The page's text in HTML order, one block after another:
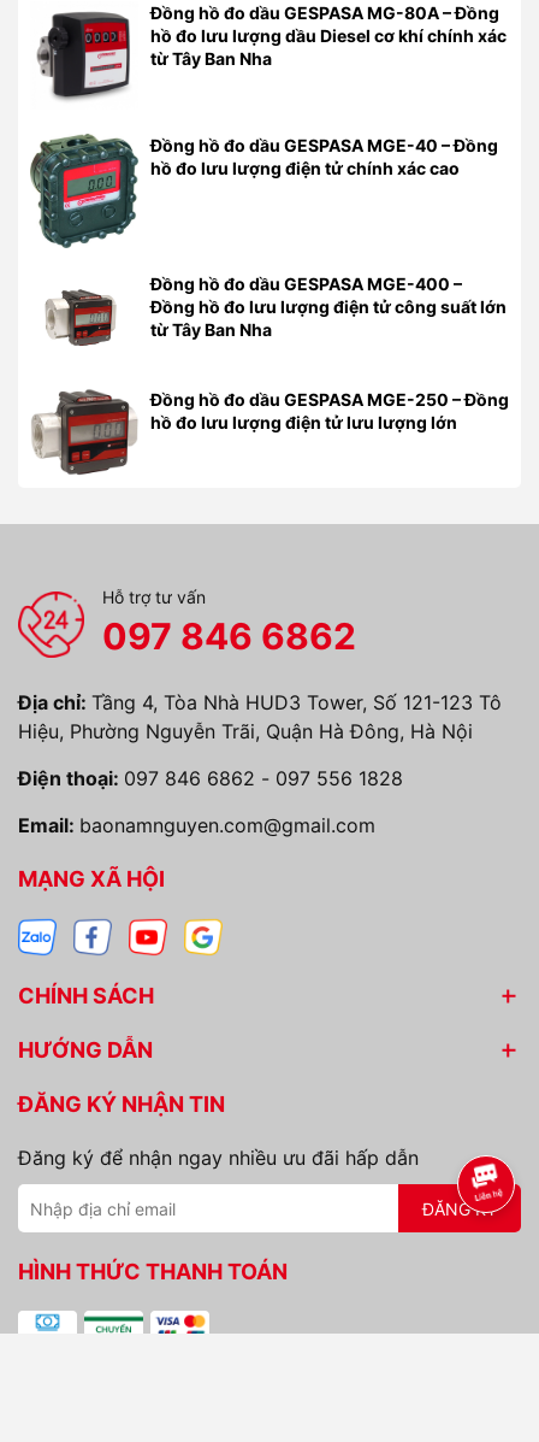
Đồng hồ đo dầu GESPASA MG-80A – Đồng
hồ đo lưu lượng dầu Diesel cơ khí chính xác
từ Tây Ban Nha
Đồng hồ đo dầu GESPASA MGE-40 – Đồng
hồ đo lưu lượng điện tử chính xác cao
Đồng hồ đo dầu GESPASA MGE-400 –
Đồng hồ đo lưu lượng điện tử công suất lớn
từ Tây Ban Nha
Đồng hồ đo dầu GESPASA MGE-250 – Đồng
hồ đo lưu lượng điện tử lưu lượng lớn
Hỗ trợ tư vấn
097 846 6862
Địa chỉ: Tầng 4, Tòa Nhà HUD3 Tower, Số 121-123 Tô
Hiệu, Phường Nguyễn Trãi, Quận Hà Đông, Hà Nội
Điện thoại: 097 846 6862 - 097 556 1828
Email: baonamnguyen.com@gmail.com
MẠNG XÃ HỘI
CHÍNH SÁCH
HƯỚNG DẪN
ĐĂNG KÝ NHẬN TIN
Đăng ký để nhận ngay nhiều ưu đãi hấp dẫn
ĐĂNG KÝ
HÌNH THỨC THANH TOÁN